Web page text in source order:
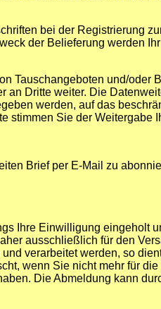
bei der Registrierung
der Belieferung werden
Tauschangeboten und/
Dritte weiter. Die
werden, auf das
stimmen Sie der Weitergabe
Brief per E-Mail zu
Ihre Einwilligung eingeholt
ausschließlich für den
verarbeitet werden, so
wenn Sie nicht mehr für
Die Abmeldung kann